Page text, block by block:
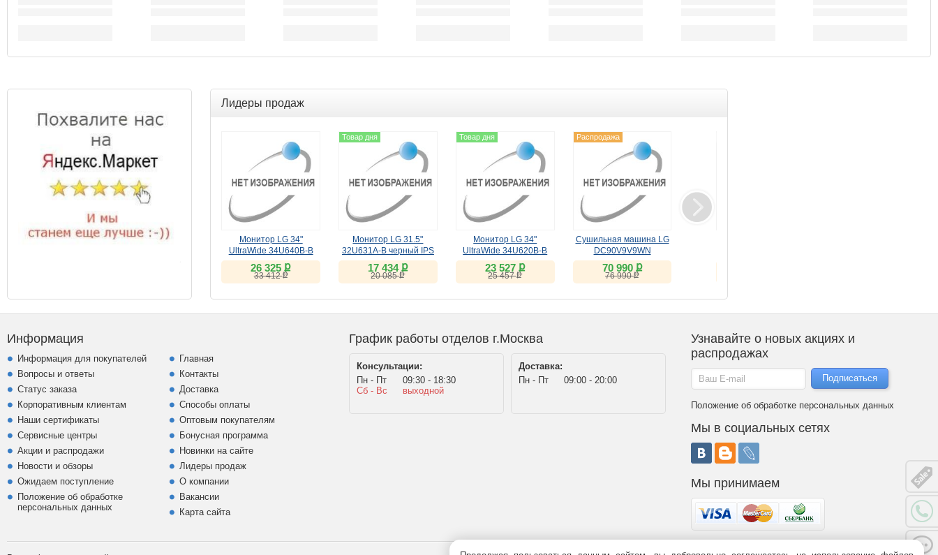
Лидеры продаж
Монитор LG 34"
UltraWide 34U640B-B
(VA, 144Hz)
26 325ք
33 412ք
Товар дня
Монитор LG 31.5"
32U631A-B черный IPS
17 434 ք
20 085ք
Товар дня
Монитор LG 34"
UltraWide 34U620B-B
(VA, 144Hz)
23 527 ք
25 457ք
Распродажа
Сушильная машина LG
DC90V9V9WN
70 990 ք
76 990ք
Информация
Информация для покупателей
Вопросы и ответы
Статус заказа
Корпоративным клиентам
Наши сертификаты
Сервисные центры
Акции и распродажи
Новости и обзоры
Ожидаем поступление
Положение об обработке
персональных данных
Главная
Контакты
Доставка
Способы оплаты
Оптовым покупателям
Бонусная программа
Новинки на сайте
Лидеры продаж
О компании
Вакансии
Карта сайта
График работы отделов г.Москва
Консультации:
Пн - Пт
09:30 - 18:30
Сб - Вс
выходной
Доставка:
Пн - Пт
09:00 - 20:00
Узнавайте о новых акциях и
распродажах
Положение об обработке персональных данных
Мы в социальных сетях
Мы принимаем